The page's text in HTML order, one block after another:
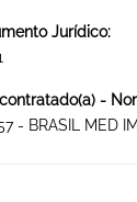
Jurídico:
-
- BRASIL MED